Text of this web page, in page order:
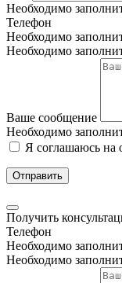
Необходимо
Телефон
Необходимо
Необходимо
Ваше сообщение
Необходимо
Я соглашаюсь на
Отправить
Получить
Телефон
Необходимо
Необходимо